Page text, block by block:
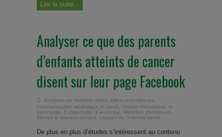
Lire la suite...
Analyser ce que des parents
d’enfants atteints de cancer
disent sur leur page Facebook
Analyses de l'internet santé, Billets scientifiques,
Communication médiatique et santé, Dossier thématique, e-
parentalité, E-parentalité & jeunesse, Maladies chroniques,
Médias & réseaux sociaux, Usages de l'Internet santé
De plus en plus d’études s’intéressent au contenu